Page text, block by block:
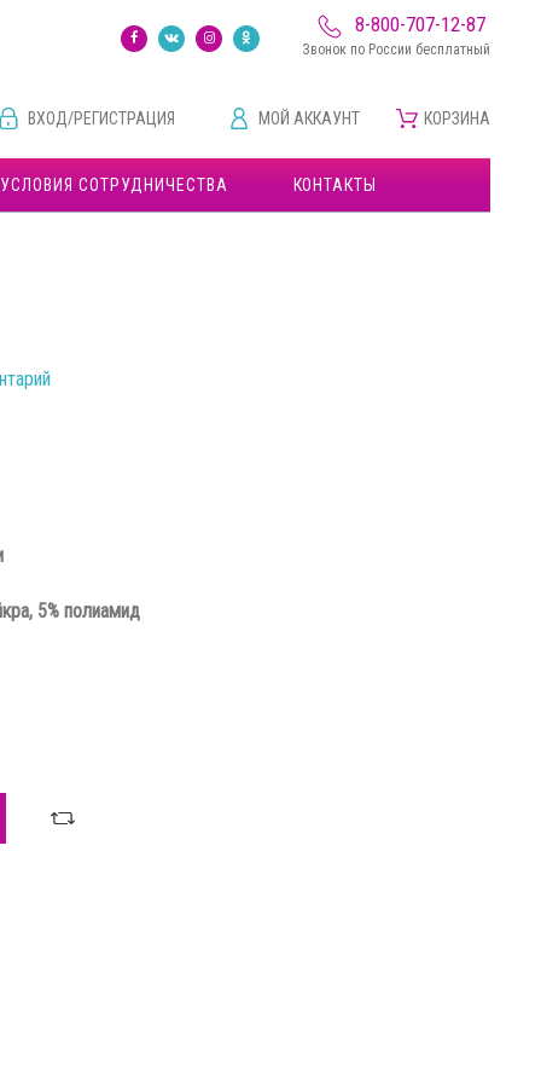
8-800-707-12-87
Звонок по России бесплатный
ВХОД/РЕГИСТРАЦИЯ МОЙ АККАУНТ КОРЗИНА
УСЛОВИЯ СОТРУДНИЧЕСТВА КОНТАКТЫ
5% полиамид